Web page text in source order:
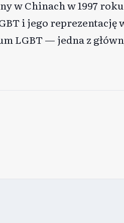
w Chinach w 1997
i jego reprezentację
LGBT — jedna z